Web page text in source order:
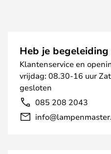
Heb je
Klantenservice en
vrijdag: 08.30-16 uur
gesloten
085 208 2043